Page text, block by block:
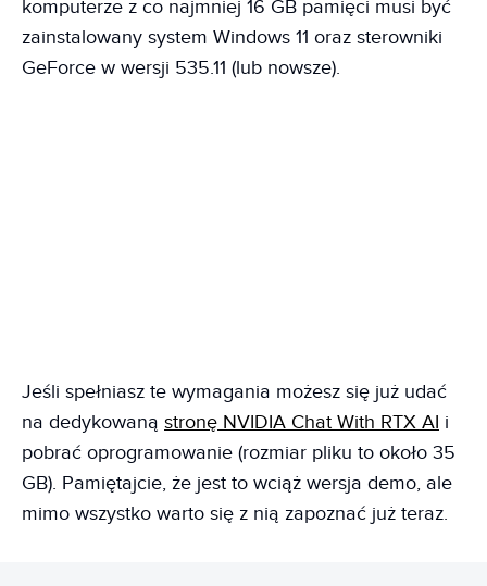
komputerze z co najmniej 16 GB pamięci musi być
zainstalowany system Windows 11 oraz sterowniki
GeForce w wersji 535.11 (lub nowsze).
Jeśli spełniasz te wymagania możesz się już udać
na dedykowaną stronę NVIDIA Chat With RTX AI i
pobrać oprogramowanie (rozmiar pliku to około 35
GB). Pamiętajcie, że jest to wciąż wersja demo, ale
mimo wszystko warto się z nią zapoznać już teraz.